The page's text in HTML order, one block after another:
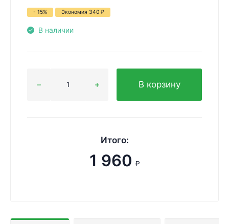
- 15% Экономия 340 ₽
В наличии
В корзину
Итого:
1 960 ₽